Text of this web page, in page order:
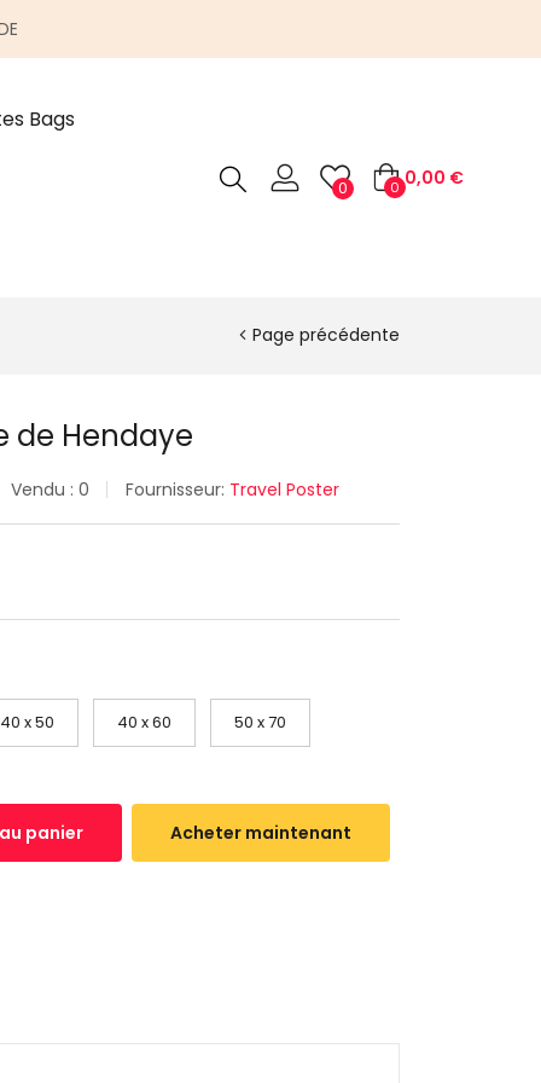
Bags
0 0 0,00 €
Page précédente
de Hendaye
Vendu : 0 Fournisseur: Travel Poster
40 x 50 40 x 60 50 x 70
panier Acheter maintenant